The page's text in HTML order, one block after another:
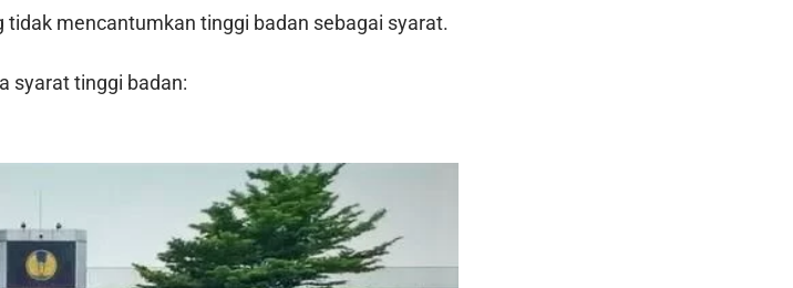
tidak mencantumkan tinggi badan sebagai syarat.
syarat tinggi badan: